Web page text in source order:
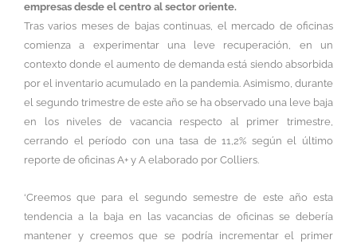
empresas desde el centro al sector oriente.
Tras varios meses de bajas continuas, el mercado de oficinas
comienza a experimentar una leve recuperación, en un
contexto donde el aumento de demanda está siendo absorbida
por el inventario acumulado en la pandemia. Asimismo, durante
el segundo trimestre de este año se ha observado una leve baja
en los niveles de vacancia respecto al primer trimestre,
cerrando el período con una tasa de 11,2% según el último
reporte de oficinas A+ y A elaborado por Colliers.
‘Creemos que para el segundo semestre de este año esta
tendencia a la baja en las vacancias de oficinas se debería
mantener y creemos que se podría incrementar el primer